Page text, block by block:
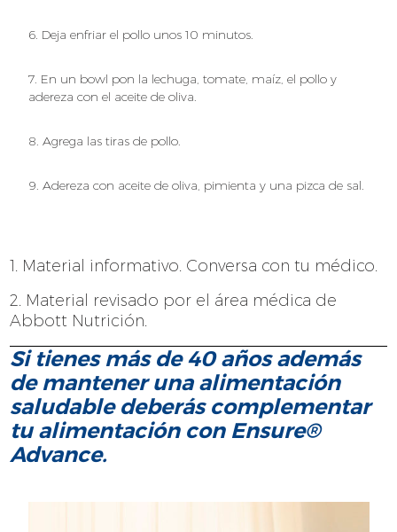
6. Deja enfriar el pollo unos 10 minutos.
7. En un bowl pon la lechuga, tomate, maíz, el pollo y
adereza con el aceite de oliva.
8. Agrega las tiras de pollo.
9. Adereza con aceite de oliva, pimienta y una pizca de sal.
1. Material informativo. Conversa con tu médico.
2. Material revisado por el área médica de
Abbott Nutrición.
Si tienes más de 40 años además
de mantener una alimentación
saludable deberás complementar
tu alimentación con Ensure®
Advance.